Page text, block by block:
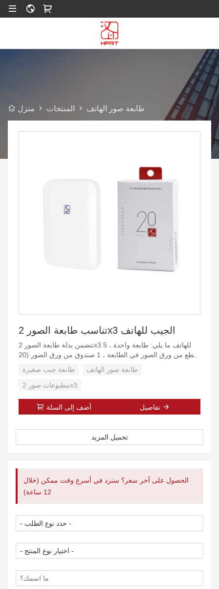
منزل المنتجات طابعة صور الهاتف
تناسب طابعة الصور 2x3 الجيب للهاتف
تتضمن بدلة طابعة الصور 2x3 للهاتف ما يلي: طابعة واحدة ، 5
قطع من ورق الصور في الطابعة ، 1 صندوق من ورق الصور (20
قطعة) ، 1 كابل USB
من النوع C.
، بدون حبر] - تستخدم وسائط الطباعة الحرارية المباشرة زينك
الحاصلة على براءة اختراع وتقنية للحصول على صور عالية
[طابعة لاسلكية صغيرة الحجم] - أصغر من هاتفك ، طابعة
خالية من العبء.
[مطبعة
حية
فيديو
] - اطبع مقطع فيديو وامسح ضوئيًا الصورة التي طبعتها باستخدام
AR
، يمكنك مشاهدة الفيديو الذي تختاره.
طابعة جيب صغيرة
طابعة صور الهاتف
مطبوعات صور 2x3
أضف إلى السلة تفاصيل
تحميل المزيد
الحصول على آخر سعر؟ سنرد في أسرع وقت ممكن (خلال
12 ساعة)